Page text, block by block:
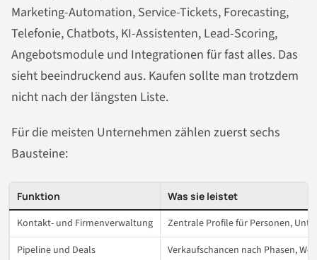
Marketing-Automation, Service-Tickets, Forecasting,
Telefonie, Chatbots, KI-Assistenten, Lead-Scoring,
Angebotsmodule und Integrationen für fast alles. Das
sieht beeindruckend aus. Kaufen sollte man trotzdem
nicht nach der längsten Liste.
Für die meisten Unternehmen zählen zuerst sechs
Bausteine:
Funktion Was sie leistet
Kontakt- und Firmenverwaltung
Zentrale Profile für Personen,
Pipeline und Deals
Verkaufschancen nach Phasen,